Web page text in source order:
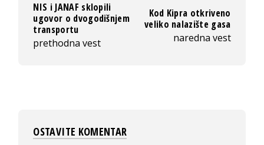
NIS i JANAF sklopili
ugovor o dvogodišnjem
transportu
prethodna vest
Kod Kipra otkriveno
veliko nalazište gasa
naredna vest
OSTAVITE KOMENTAR